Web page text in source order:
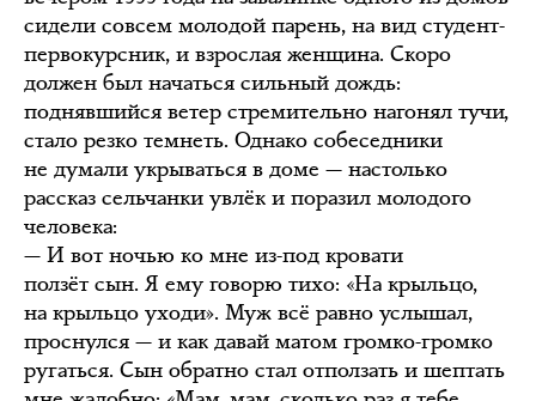
сидели совсем молодой парень, на вид студент-
первокурсник, и взрослая женщина. Скоро
должен был начаться сильный дождь:
поднявшийся ветер стремительно нагонял тучи,
стало резко темнеть. Однако собеседники
не думали укрываться в доме — настолько
рассказ сельчанки увлёк и поразил молодого
человека:
— И вот ночью ко мне из-под кровати
ползёт сын. Я ему говорю тихо: «На крыльцо,
на крыльцо уходи». Муж всё равно услышал,
проснулся — и как давай матом громко-громко
ругаться. Сын обратно стал отползать и шептать